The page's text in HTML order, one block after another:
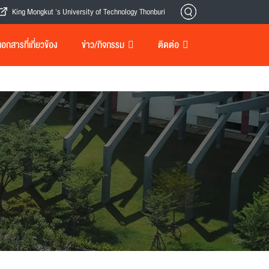
King Mongkut 's University of Technology Thonburi
กสารที่เกี่ยวข้อง ข่าว/กิจกรรม ติดต่อ